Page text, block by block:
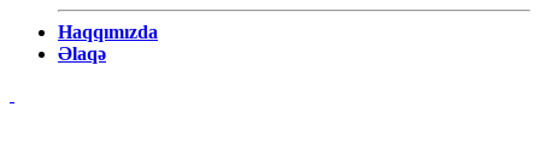
Haqqımızda
Əlaqə